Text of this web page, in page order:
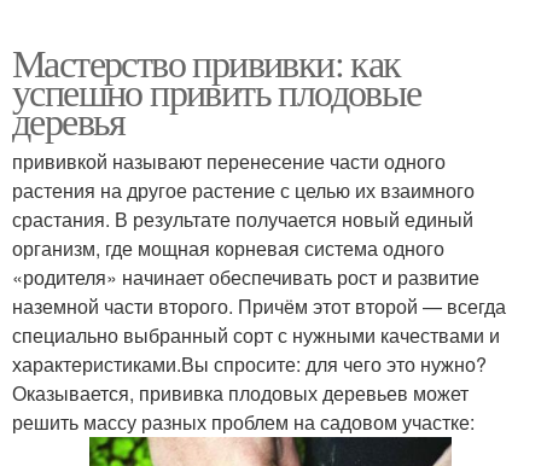
Мастерство прививки: как
успешно привить плодовые
деревья
прививкой называют перенесение части одного
растения на другое растение с целью их взаимного
срастания. В результате получается новый единый
организм, где мощная корневая система одного
«родителя» начинает обеспечивать рост и развитие
наземной части второго. Причём этот второй — всегда
специально выбранный сорт с нужными качествами и
характеристиками.Вы спросите: для чего это нужно?
Оказывается, прививка плодовых деревьев может
решить массу разных проблем на садовом участке: